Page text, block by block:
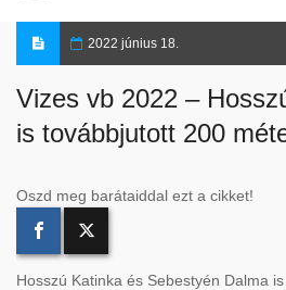
2022 június 18.
Vizes vb 2022 –
is továbbjutott 200
Oszd meg barátaiddal ezt a cikket!
Hosszú Katinka és Sebestyén Dalma